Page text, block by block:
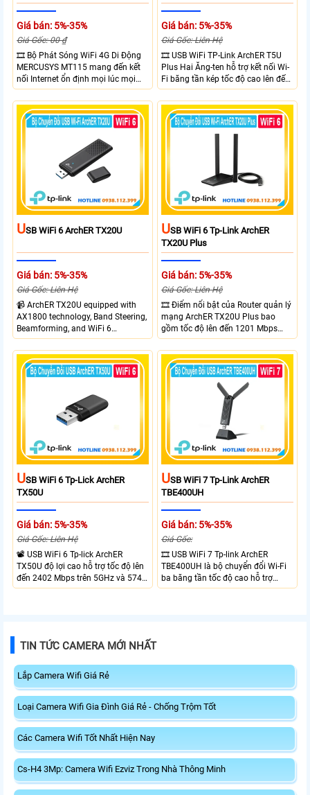
Giá bán: 5%-35%
Giá Gốc: 00 ₫
🎞 Bộ Phát Sóng WiFi 4G Di Động
MERCUSYS MT115 mang đến kết
nối Internet ổn định mọi lúc mọi
nơi với tốc độ 4G LTE tải xuống lên
đến 150Mbps. Chuẩn WiFi 6
AX300, pin 2400mAh hoạt động
đến 10 giờ và khả năng kết nối
Giá bán: 5%-35%
Giá Gốc: Liên Hệ
🎞 USB WiFi TP-Link ArchER T5U
Plus Hai Ăng-ten hỗ trợ kết nối Wi-
Fi băng tần kép tốc độ cao lên đến
1300 Mbps. Hai ăng-ten ngoài kết
hợp công nghệ Beamforming giúp
tăng cường tín hiệu và vùng phủ
sóng. USB 3.0 cho tốc độ truyền dữ
và cài đặt dễ dàng không cần đĩa
tư
USB WiFi 6 ArchER TX20U
Giá bán: 5%-35%
Giá Gốc: Liên Hệ
📹 ArchER TX20U equipped with
AX1800 technology, Band Steering,
Beamforming, and WiFi 6
transmission. Band Steering
technology optimizes connections,
Beamforming enhances signal
focus for better coverage. Upgrade
leading-edge features.
USB WiFi 6 Tp-Link ArchER
TX20U Plus
Giá bán: 5%-35%
Giá Gốc: Liên Hệ
🎞 Điểm nổi bật của Router quản lý
mạng ArchER TX20U Plus bao
gồm tốc độ lên đến 1201 Mbps
trên băng tần 5 GHz và 574 Mbps
trên băng tần 2.4 GHz. công nghệ
Band Steering, Beamforming và
Wifi 6 cung cấp hiệu suất cao và
ổn định cho mạng Wi-Fi của bạn.
USB WiFi 6 Tp-Lick ArchER
TX50U
Giá bán: 5%-35%
Giá Gốc: Liên Hệ
📽 USB WiFi 6 Tp-lick ArchER
TX50U độ lợi cao hỗ trợ tốc độ lên
đến 2402 Mbps trên 5GHz và 574
Mbps trên 2.4GHz mang đến kết
liệu nhanh, kết hợp WPA3 tăng
USB WiFi 7 Tp-Link ArchER
TBE400UH
Giá bán: 5%-35%
Giá Gốc:
🎞 USB WiFi 7 Tp-link ArchER
TBE400UH là bộ chuyển đổi Wi-Fi
ba băng tần tốc độ cao hỗ trợ
2882 Mbps trên 6GHz, 2882 Mbps
TIN TỨC CAMERA MỚI NHẤT
Lắp Camera Wifi Giá Rẻ
Loại Camera Wifi Gia Đình Giá Rẻ - Chống Trộm Tốt
Các Camera Wifi Tốt Nhất Hiện Nay
Cs-H4 3Mp: Camera Wifi Ezviz Trong Nhà Thông Minh